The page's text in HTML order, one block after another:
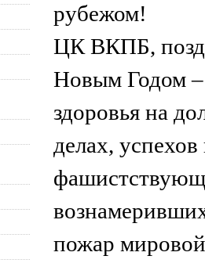
рубежом!
ЦК ВКПБ,
Новым Годом
здоровья на
делах,
пожар